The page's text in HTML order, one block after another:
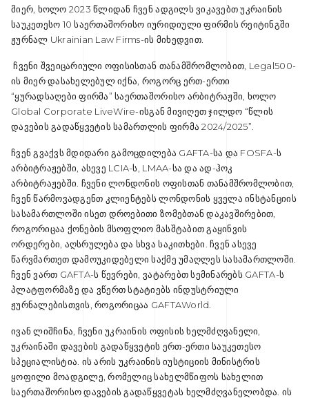
მიერ, ხოლო 2023 წლიდან ჩვენ ადგილს ვიკავებთ უკრაინის
საუკეთესო 10 საერთაშორისო იურიდიული ფირმის რეიტინგში
ჟურნალ Ukrainian Law Firms-ის მიხედვით.
ჩვენი შვეიცარიული ოფისისთან თანამშრომლობით, Legal500-
ის მიერ დასახელებულ იქნა, როგორც ერთ-ერთი
“ყურადსაღები ფირმა” საერთაშორისო არბიტრაჟში, ხოლო
Global Corporate LiveWire-ისგან მივიღეთ ჯილდო “წლის
დავების გადაწყვეტის სამართლის ფირმა 2024/2025”.
ჩვენ გვაქვს მდიდარი გამოცდილება GAFTA-სა და FOSFA-ს
არბიტრაჟებში, ასევე LCIA-ს, LMAA-სა და ად-ჰოკ
არბიტრაჟებში. ჩვენი ლონდონის ოფისთან თანამშრომლობით,
ჩვენ წარმოვადგენთ კლიენტებს ლონდონის ყველა ინსტანციის
სასამართლოში ისეთ დროებითი ზომებთან დაკავშირებით,
როგორიცაა ქონების მსოფლიო მასშტაბით გაყინვის
ორდერები, აღსრულება და სხვა საკითხები. ჩვენ ასევე
წარვმართეთ დამოუკიდებელი საქმე უმაღლეს სასამართლოში.
ჩვენ ვართ GAFTA-ს წევრები, ვატარებთ სემინარებს GAFTA-ს
პლატფორმაზე და ვწერთ სტატიებს ინდუსტრიული
ჟურნალებისთვის, როგორიცაა GAFTAWorld.
ივან ლიშჩინა, ჩვენი უკრაინის ოფისის ხელმძღვანელი,
უკრაინაში დავების გადაწყვეტის ერთ-ერთი საუკეთესო
სპეციალისტია. ის არის უკრაინის იუსტიციის მინისტრის
ყოფილი მოადგილე, რომელიც სახელმწიფოს სახელით
საერთაშორისო დავების გადაწყვეტას ხელმძღვანელობდა. ის